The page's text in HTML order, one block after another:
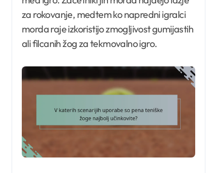
za rokovanje, medtem ko napredni igralci
morda raje izkoristijo zmogljivost gumijastih
ali filcanih žog za tekmovalno igro.